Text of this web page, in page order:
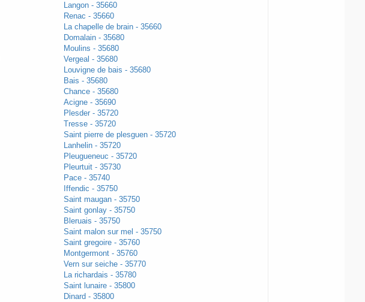
Langon - 35660
Renac - 35660
La chapelle de brain - 35660
Domalain - 35680
Moulins - 35680
Vergeal - 35680
Louvigne de bais - 35680
Bais - 35680
Chance - 35680
Acigne - 35690
Plesder - 35720
Tresse - 35720
Saint pierre de plesguen - 35720
Lanhelin - 35720
Pleugueneuc - 35720
Pleurtuit - 35730
Pace - 35740
Iffendic - 35750
Saint maugan - 35750
Saint gonlay - 35750
Bleruais - 35750
Saint malon sur mel - 35750
Saint gregoire - 35760
Montgermont - 35760
Vern sur seiche - 35770
La richardais - 35780
Saint lunaire - 35800
Dinard - 35800